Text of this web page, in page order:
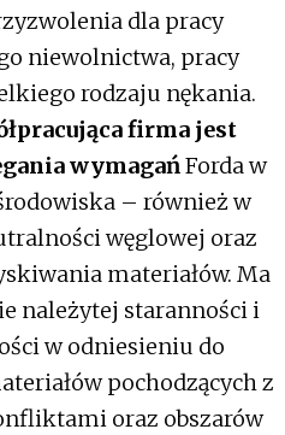
dla pracy
niewolnictwa, pracy
rodzaju nękania.
firma jest
wymagańForda w
– również w
węglowej oraz
materiałów. Ma
należytej staranności i
w odniesieniu do
pochodzących z
oraz obszarów